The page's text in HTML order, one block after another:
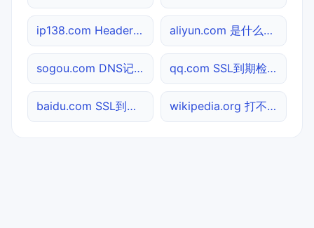
ip138.com Header查询 aliyun.com 是什么网站
sogou.com DNS记录查询 qq.com SSL到期检测
baidu.com SSL到期检测 wikipedia.org 打不开检测